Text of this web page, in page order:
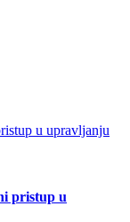
u upravljanju
pristup u